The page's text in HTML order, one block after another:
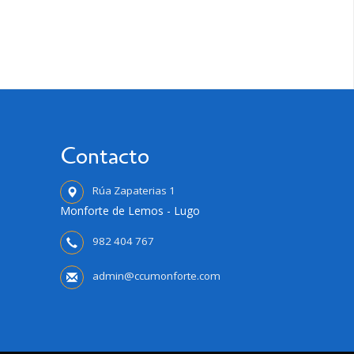
Contacto
Rúa Zapaterias 1
Monforte de Lemos - Lugo
982 404 767
admin@ccumonforte.com